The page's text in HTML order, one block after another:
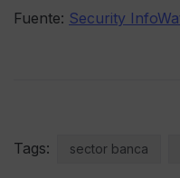
Fuente: Security
Tags: sector banca